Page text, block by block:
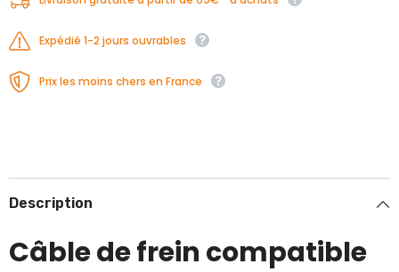
Expédié 1-2 jours ouvrables
Prix les moins chers en France
Description
Câble de frein compatible